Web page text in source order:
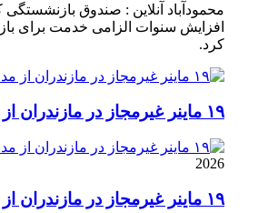
محمودآباد آنلاین : صندوق
افزایش سنوات الزامی خدمت برای
کرد.
۱۹ ماینر غیرمجاز در مازندران از مدار خارج شد
2026
۱۹ ماینر غیرمجاز در مازندران از مدار خارج شد